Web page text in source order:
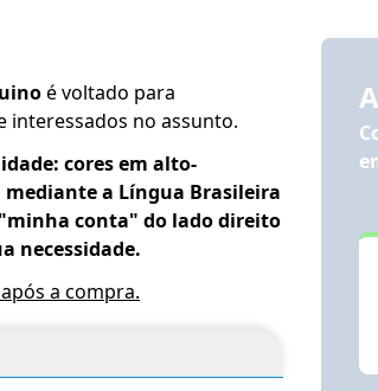
é voltado para
interessados no assunto.
cores em alto-
a Língua Brasileira
"minha conta" do lado direito
necessidade.
a compra.